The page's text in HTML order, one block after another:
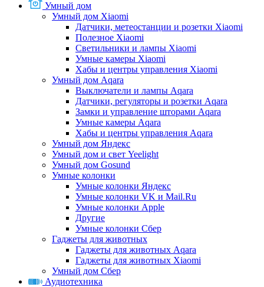
Умный дом
Умный дом Xiaomi
Датчики, метеостанции и розетки Xiaomi
Полезное Xiaomi
Светильники и лампы Xiaomi
Умные камеры Xiaomi
Хабы и центры управления Xiaomi
Умный дом Aqara
Выключатели и лампы Aqara
Датчики, регуляторы и розетки Aqara
Замки и управление шторами Aqara
Умные камеры Aqara
Хабы и центры управления Aqara
Умный дом Яндекс
Умный дом и свет Yeelight
Умный дом Gosund
Умные колонки
Умные колонки Яндекс
Умные колонки VK и Mail.Ru
Умные колонки Apple
Другие
Умные колонки Сбер
Гаджеты для животных
Гаджеты для животных Aqara
Гаджеты для животных Xiaomi
Умный дом Сбер
Аудиотехника